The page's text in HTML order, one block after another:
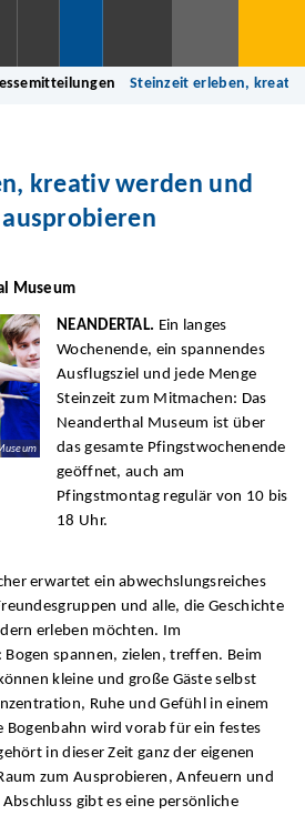
Steinzeit erleben,
kreativ werden und
Museum
NEANDERTAL. Ein langes
Wochenende, ein spannendes
Ausflugsziel und jede Menge
Steinzeit zum Mitmachen: Das
Neanderthal Museum ist über
das gesamte Pfingstwochenende
geöffnet, auch am
Pfingstmontag regulär von 10 bis
18 Uhr.
erwartet ein abwechslungsreiches
und alle, die Geschichte
erleben möchten. Im
spannen, zielen, treffen. Beim
kleine und große Gäste selbst
Ruhe und Gefühl in einem
Bogenbahn wird vorab für ein festes
in dieser Zeit ganz der eigenen
zum Ausprobieren, Anfeuern und
gibt es eine persönliche